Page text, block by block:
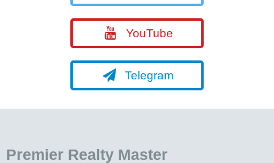
YouTube
Telegram
Premier Realty Master